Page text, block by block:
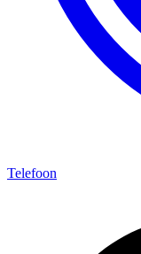
Telefoon